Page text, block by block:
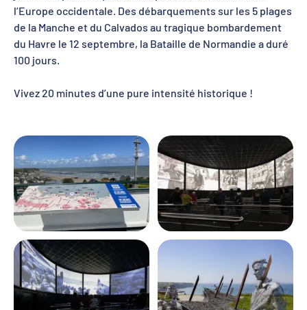
l’Europe occidentale. Des débarquements sur les 5 plages
de la Manche et du Calvados au tragique bombardement
du Havre le 12 septembre, la Bataille de Normandie a duré
100 jours.
Vivez 20 minutes d’une pure intensité historique !